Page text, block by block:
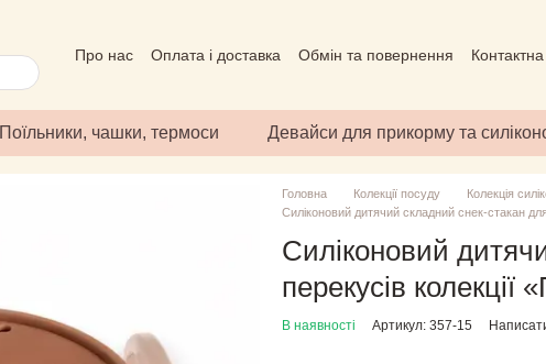
Про нас Оплата і доставка Обмін та повернення
Поїльники, чашки, термоси Девайси для прикорму та
Головна Колекції посуду Колекція
Силіконовий дитячий складний снек-стакан
Силіконовий
перекусів
В наявності Артикул: 357-15